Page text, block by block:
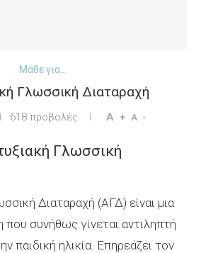
Μάθε για...
Γλωσσική Διαταραχή
618προβολές A + A -
Γλωσσική
Διαταραχή (ΑΓΔ) είναι μια
που συνήθως γίνεται αντιληπτή
παιδική ηλικία. Επηρεάζει τον